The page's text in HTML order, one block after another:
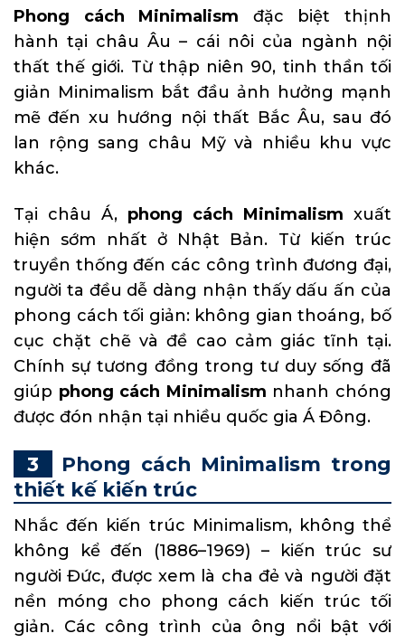
Phong cách Minimalism đặc biệt thịnh
hành tại châu Âu – cái nôi của ngành nội
thất thế giới. Từ thập niên 90, tinh thần tối
giản Minimalism bắt đầu ảnh hưởng mạnh
mẽ đến xu hướng nội thất Bắc Âu, sau đó
lan rộng sang châu Mỹ và nhiều khu vực
khác.
Tại châu Á, phong cách Minimalism xuất
hiện sớm nhất ở Nhật Bản. Từ kiến trúc
truyền thống đến các công trình đương đại,
người ta đều dễ dàng nhận thấy dấu ấn của
phong cách tối giản: không gian thoáng, bố
cục chặt chẽ và đề cao cảm giác tĩnh tại.
Chính sự tương đồng trong tư duy sống đã
giúp phong cách Minimalism nhanh chóng
được đón nhận tại nhiều quốc gia Á Đông.
Phong cách Minimalism trong
thiết kế kiến trúc
Nhắc đến kiến trúc Minimalism, không thể
không kể đến (1886–1969) – kiến trúc sư
người Đức, được xem là cha đẻ và người đặt
nền móng cho phong cách kiến trúc tối
giản. Các công trình của ông nổi bật với